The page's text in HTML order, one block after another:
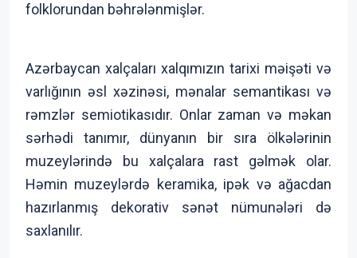
folklorundan bəhrələnmişlər.
Azərbaycan xalçaları xalqımızın tarixi məişəti və
varlığının əsl xəzinəsi, mənalar semantikası və
rəmzlər semiotikasıdır. Onlar zaman və məkan
sərhədi tanımır, dünyanın bir sıra ölkələrinin
muzeylərində bu xalçalara rast gəlmək olar.
Həmin muzeylərdə keramika, ipək və ağacdan
hazırlanmış dekorativ sənət nümunələri də
saxlanılır.